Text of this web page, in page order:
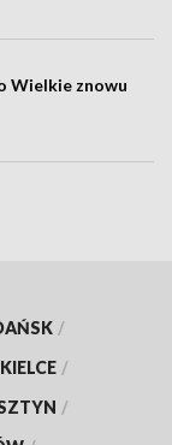
Wielkie znowu
/
KIELCE /
/